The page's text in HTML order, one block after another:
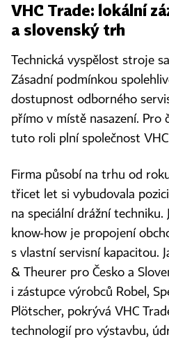
VHC Trade: lokální
a slovenský trh
Technická vyspělost stroje
Zásadní podmínkou
dostupnost odborného
přímo v místě nasazení. Pro
tuto roli plní společnost VHC
Firma působí na trhu od
třicet let si vybudovala
na speciální drážní techniku.
know‑how je propojení
s vlastní servisní kapacitou.
& Theurer pro Česko a
i zástupce výrobců Robel,
Plötscher, pokrývá VHC
technologií pro výstavbu,